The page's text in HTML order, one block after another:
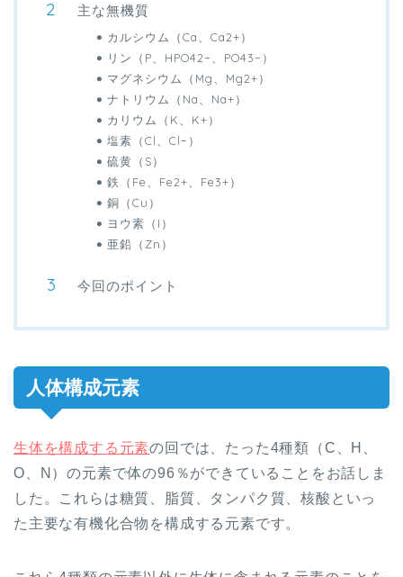
主な無機質
カルシウム（Ca、Ca2+）
リン（P、HPO42−、PO43−）
マグネシウム（Mg、Mg2+）
ナトリウム（Na、Na+）
カリウム（K、K+）
塩素（Cl、Cl−）
硫黄（S）
鉄（Fe、Fe2+、Fe3+）
銅（Cu）
ヨウ素（I）
亜鉛（Zn）
今回のポイント
人体構成元素
生体を構成する元素の回では、たった4種類（C、H、
O、N）の元素で体の96％ができていることをお話しま
した。これらは糖質、脂質、タンパク質、核酸といっ
た主要な有機化合物を構成する元素です。